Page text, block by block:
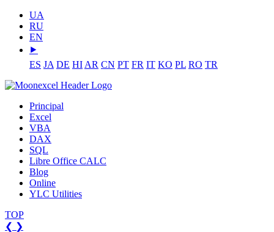
UA
RU
EN
⯈
ES JA DE HI AR CN PT FR IT KO PL RO TR
Principal
Excel
VBA
DAX
SQL
Libre Office CALC
Blog
Online
YLC Utilities
TOP
❮ ❯